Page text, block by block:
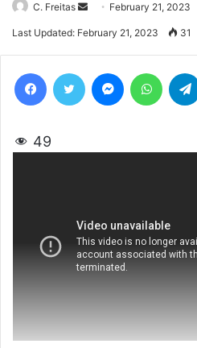
C. Freitas
Send
an
February 21, 2023
Last Updated: February 21, 2023 31
49